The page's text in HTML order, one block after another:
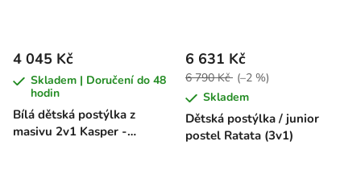
Bílá dětská postýlka z
masivu 2v1 Kasper -
4 045 Kč
Skladem | Doručení do 48
hodin
Dětská postýlka / junior
postel Ratata (3v1)
6 631 Kč
6 790 Kč (–2 %)
Skladem